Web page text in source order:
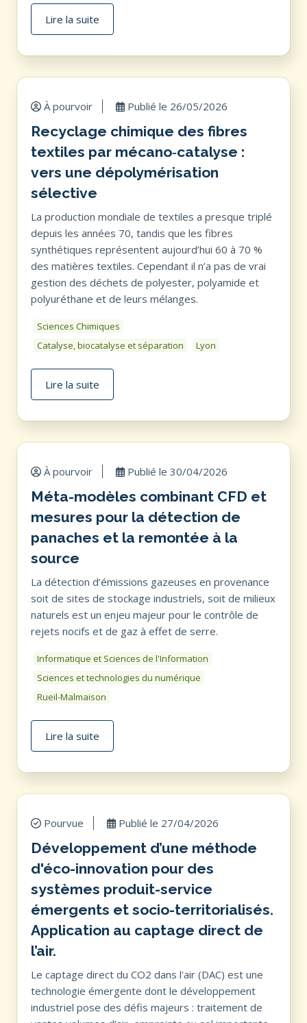
Lire la suite
À pourvoir Publié le 26/05/2026
Recyclage chimique des fibres
textiles par mécano‑catalyse :
vers une dépolymérisation
sélective
La production mondiale de textiles a presque triplé
depuis les années 70, tandis que les fibres
synthétiques représentent aujourd’hui 60 à 70 %
des matières textiles. Cependant il n’a pas de vrai
gestion des déchets de polyester, polyamide et
polyuréthane et de leurs mélanges.
Sciences Chimiques
Catalyse, biocatalyse et séparation
Lyon
Lire la suite
À pourvoir Publié le 30/04/2026
Méta-modèles combinant CFD et
mesures pour la détection de
panaches et la remontée à la
source
La détection d’émissions gazeuses en provenance
soit de sites de stockage industriels, soit de milieux
naturels est un enjeu majeur pour le contrôle de
rejets nocifs et de gaz à effet de serre.
Informatique et Sciences de l'Information
Sciences et technologies du numérique
Rueil-Malmaison
Lire la suite
Pourvue Publié le 27/04/2026
Développement d’une méthode
d'éco-innovation pour des
systèmes produit-service
émergents et socio-territorialisés.
Application au captage direct de
l’air.
Le captage direct du CO2 dans l'air (DAC) est une
technologie émergente dont le développement
industriel pose des défis majeurs : traitement de